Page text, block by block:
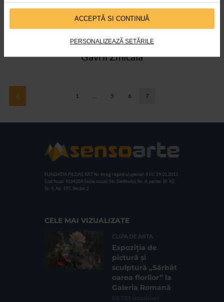
ACCEPTĂ SI CONTINUĂ
PERSONALIZEAZĂ SETĂRILE
Daniela Zbarcea
Tudor Zbarnea
Mihai Zgondoiu
Nicolae Zimbroianu
Gavril Zmicala
1 … 5 6 7
FUNDATIA FILDAS ART Nr inreg registrul special: 4 PJ/ 29.01.2013
Cod fiscal: 9164384 Sediu social: Str. Delfinului, Nr. 6, parter Bl. 42,
Sc. 4, Ap. 197, Sector 2
CELE MAI VIZUALIZATE
CLIPA DE ARTA
Expoziția de
pictură și
sculptură „Sărbăt
oarea florilor” la
Galeria Romană
62.731 vizualizari